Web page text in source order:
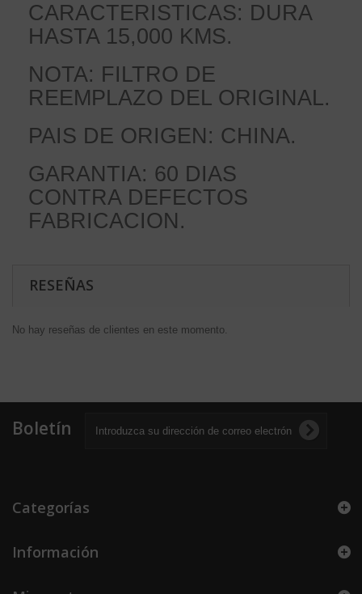
CARACTERISTICAS: DURA
HASTA 15,000 KMS.
NOTA: FILTRO DE
REEMPLAZO DEL ORIGINAL.
PAIS DE ORIGEN: CHINA.
GARANTIA: 60 DIAS
CONTRA DEFECTOS
FABRICACION.
RESEÑAS
No hay reseñas de clientes en este momento.
Boletín
Categorías
Información